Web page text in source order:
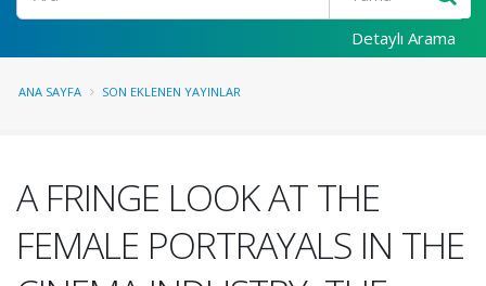
Detaylı Arama
ANA SAYFA SON EKLENEN YAYINLAR
A FRINGE LOOK AT THE
FEMALE PORTRAYALS IN THE